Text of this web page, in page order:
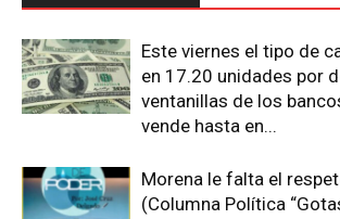
Este viernes el tipo de
en 17.20 unidades por
ventanillas de los
vende hasta en...
Morena le falta el
(Columna Política